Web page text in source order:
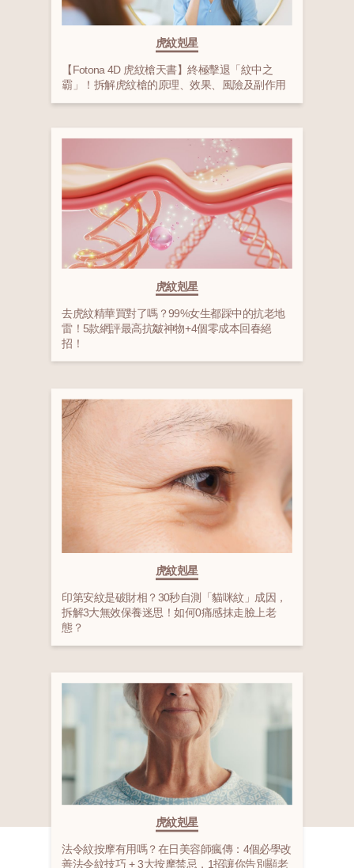
虎紋剋星
【Fotona 4D 虎紋槍天書】終極擊退「紋中之
霸」！拆解虎紋槍的原理、效果、風險及副作用
虎紋剋星
去虎紋精華買對了嗎？99%女生都踩中的抗老地
雷！5款網評最高抗皺神物+4個零成本回春絕
招！
虎紋剋星
印第安紋是破財相？30秒自測「貓咪紋」成因，
拆解3大無效保養迷思！如何0痛感抹走臉上老
態？
虎紋剋星
法令紋按摩有用嗎？在日美容師瘋傳：4個必學改
善法令紋技巧 + 3大按摩禁忌，1招讓你告別顯老